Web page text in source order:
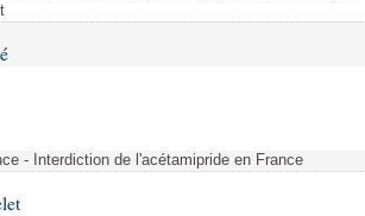
- Interdiction de l'acétamipride en France